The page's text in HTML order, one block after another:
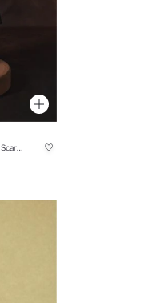
Foulard en viscose Abstract Floral - Fresh Scarfs X DeFacto